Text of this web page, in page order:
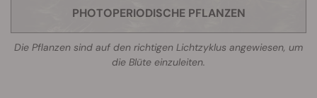
PHOTOPERIODISCHE PFLANZEN
Die Pflanzen sind auf den richtigen Lichtzyklus angewiesen, um
die Blüte einzuleiten.